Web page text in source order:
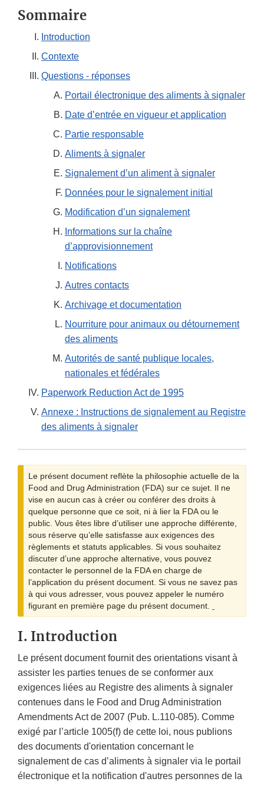
Sommaire
Introduction
Contexte
Questions - réponses
Portail électronique des aliments à signaler
Date d’entrée en vigueur et application
Partie responsable
Aliments à signaler
Signalement d’un aliment à signaler
Données pour le signalement initial
Modification d’un signalement
Informations sur la chaîne
d’approvisionnement
Notifications
Autres contacts
Archivage et documentation
Nourriture pour animaux ou détournement
des aliments
Autorités de santé publique locales,
nationales et fédérales
Paperwork Reduction Act de 1995
Annexe : Instructions de signalement au Registre
des aliments à signaler
Le présent document reflète la philosophie actuelle de la
Food and Drug Administration (FDA) sur ce sujet. Il ne
vise en aucun cas à créer ou conférer des droits à
quelque personne que ce soit, ni à lier la FDA ou le
public. Vous êtes libre d’utiliser une approche différente,
sous réserve qu’elle satisfasse aux exigences des
règlements et statuts applicables. Si vous souhaitez
discuter d’une approche alternative, vous pouvez
contacter le personnel de la FDA en charge de
l’application du présent document. Si vous ne savez pas
à qui vous adresser, vous pouvez appeler le numéro
figurant en première page du présent document.
I. Introduction
Le présent document fournit des orientations visant à
assister les parties tenues de se conformer aux
exigences liées au Registre des aliments à signaler
contenues dans le Food and Drug Administration
Amendments Act de 2007 (Pub. L.110-085). Comme
exigé par l’article 1005(f) de cette loi, nous publions
des documents d'orientation concernant le
signalement de cas d’aliments à signaler via le portail
électronique et la notification d'autres personnes de la